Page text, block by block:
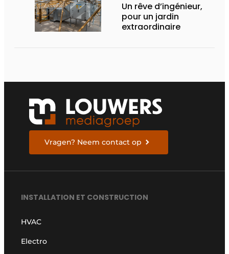
Un rêve d’ingénieur,
pour un jardin
extraordinaire
Vragen? Neem contact op
INSTALLATION ET CONSTRUCTION
HVAC
Electro